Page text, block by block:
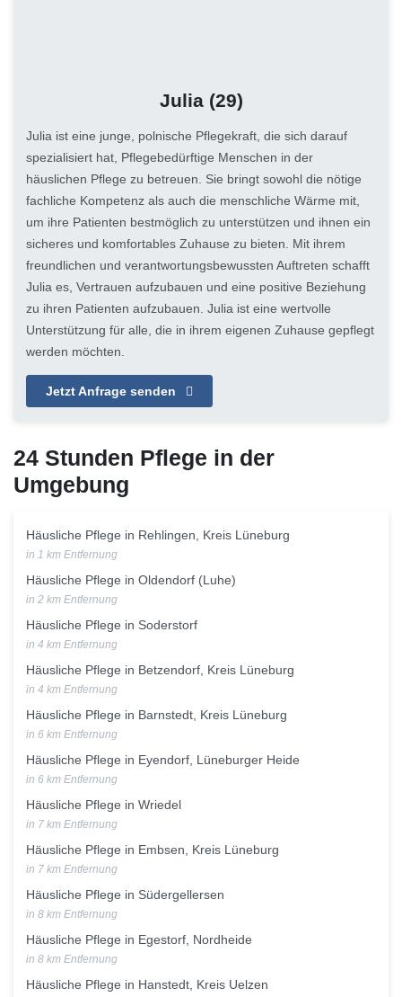
Julia (29)
Julia ist eine junge, polnische Pflegekraft, die sich darauf
spezialisiert hat, Pflegebedürftige Menschen in der
häuslichen Pflege zu betreuen. Sie bringt sowohl die nötige
fachliche Kompetenz als auch die menschliche Wärme mit,
um ihre Patienten bestmöglich zu unterstützen und ihnen ein
sicheres und komfortables Zuhause zu bieten. Mit ihrem
freundlichen und verantwortungsbewussten Auftreten schafft
Julia es, Vertrauen aufzubauen und eine positive Beziehung
zu ihren Patienten aufzubauen. Julia ist eine wertvolle
Unterstützung für alle, die in ihrem eigenen Zuhause gepflegt
werden möchten.
Jetzt Anfrage senden
24 Stunden Pflege in der
Umgebung
Häusliche Pflege in Rehlingen, Kreis Lüneburg
in 1 km Entfernung
Häusliche Pflege in Oldendorf (Luhe)
in 2 km Entfernung
Häusliche Pflege in Soderstorf
in 4 km Entfernung
Häusliche Pflege in Betzendorf, Kreis Lüneburg
in 4 km Entfernung
Häusliche Pflege in Barnstedt, Kreis Lüneburg
in 6 km Entfernung
Häusliche Pflege in Eyendorf, Lüneburger Heide
in 6 km Entfernung
Häusliche Pflege in Wriedel
in 7 km Entfernung
Häusliche Pflege in Embsen, Kreis Lüneburg
in 7 km Entfernung
Häusliche Pflege in Südergellersen
in 8 km Entfernung
Häusliche Pflege in Egestorf, Nordheide
in 8 km Entfernung
Häusliche Pflege in Hanstedt, Kreis Uelzen